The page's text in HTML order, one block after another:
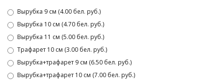
Вырубка 9 см (4.00 бел. руб.)
Вырубка 10 см (4.70 бел. руб.)
Вырубка 11 см (5.00 бел. руб.)
Трафарет 10 см (3.00 бел. руб.)
Вырубка+трафарет 9 см (6.50 бел. руб.)
Вырубка+трафарет 10 см (7.00 бел. руб.)